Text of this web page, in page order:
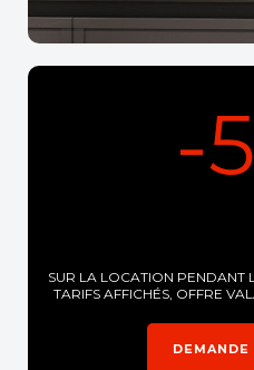
-
SUR LA LOCATION PENDANT
TARIFS AFFICHÉS, OFFRE
DEMANDE